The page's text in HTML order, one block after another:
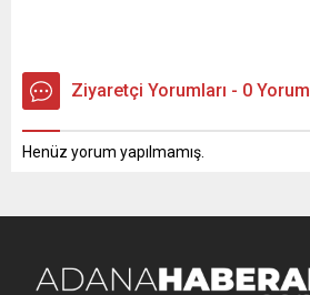
Ziyaretçi Yorumları - 0 Yorum
Henüz yorum yapılmamış.